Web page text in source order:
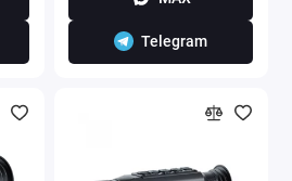
Telegram